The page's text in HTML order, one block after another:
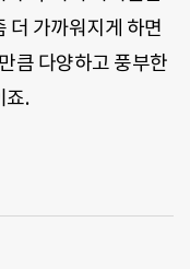
더 가까워지게 하면
큼 다양하고 풍부한
죠.